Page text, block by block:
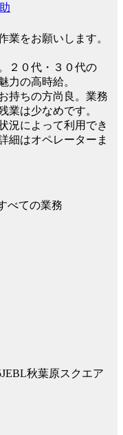
業をお願いします。
２０代・３０代の
力の高時給。
持ちの方尚良。業務
業は少なめです。
況によって利用でき
細はオペレーターま
べての業務
秋葉原スクエア